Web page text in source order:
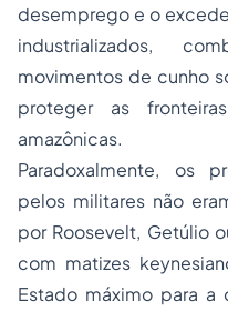
desemprego e o
industrializados,
movimentos de cunho
proteger as
amazônicas.
Paradoxalmente, os
pelos militares não
por Roosevelt, Getúlio
com matizes
Estado máximo para